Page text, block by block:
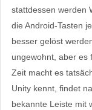
stattdessen werden
die Android-Tasten
besser gelöst
ungewohnt, aber es
Zeit macht es
Unity kennt, findet
bekannte Leiste mit